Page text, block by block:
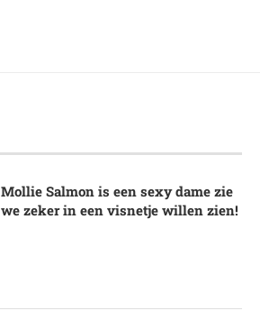
Mollie Salmon is een sexy dame zie
we zeker in een visnetje willen zien!